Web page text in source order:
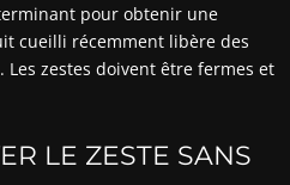
pour obtenir une
cueilli récemment libère des
zestes doivent être fermes et
LE ZESTE SANS